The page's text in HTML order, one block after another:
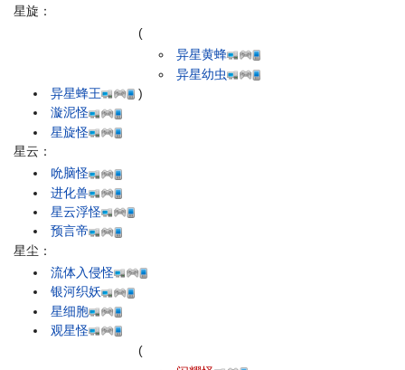
星旋：
异星蜂王
(
异星黄蜂
异星幼虫
)
漩泥怪
星旋怪
星云：
吮脑怪
进化兽
星云浮怪
预言帝
星尘：
流体入侵怪
银河织妖
星细胞
观星怪
(